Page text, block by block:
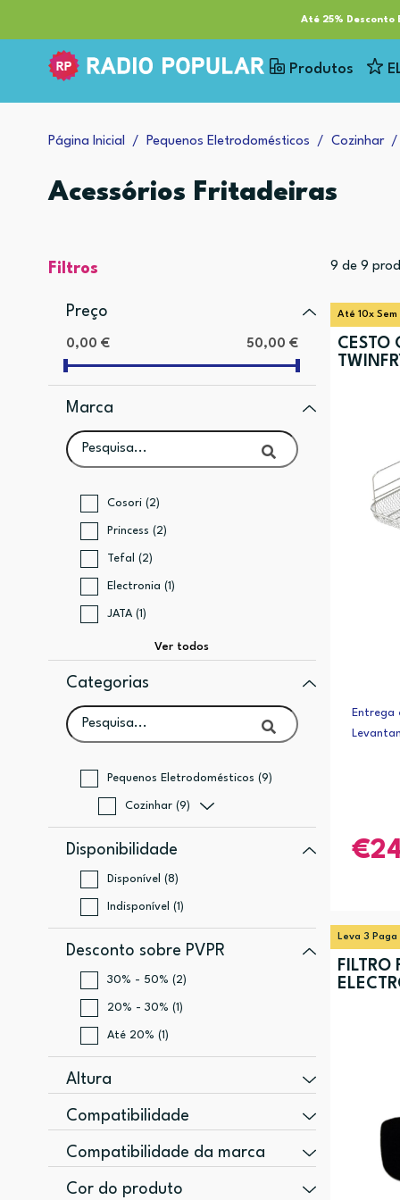
Até 25% Desconto
Serviços
Produtos
Página Inicial Pequenos Eletrodomésticos Cozinhar
Acessórios Fritadeiras
Filtros
Preço
0,00 € 50,00 €
Marca
Cosori (2)
Princess (2)
Tefal (2)
Electronia (1)
JATA (1)
Categorias
Pequenos Eletrodomésticos (9)
Cozinhar (9)
Disponibilidade
Disponível (8)
Indisponível (1)
Desconto sobre PVPR
30% - 50% (2)
20% - 30% (1)
Até 20% (1)
Altura
116 mm (1)
Compatibilidade
182020, 182021 (1)
Compatibilidade da marca
Princesa (2)
Cor do produto
9 de 9
Até 10x Sem
CESTO
Entrega
Leva 3 Paga
FILTRO